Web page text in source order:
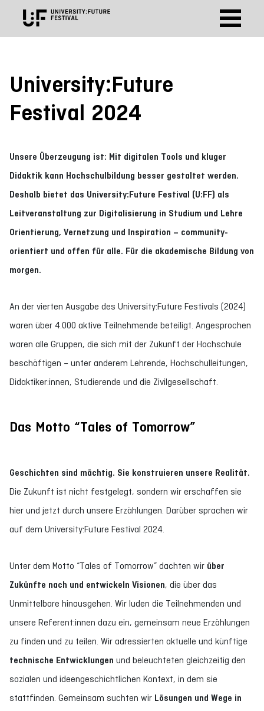
University:Future
Festival 2024
Unsere Überzeugung ist: Mit digitalen Tools und kluger
Didaktik kann Hochschulbildung besser gestaltet werden.
Deshalb bietet das University:Future Festival (U:FF) als
Leitveranstaltung zur Digitalisierung in Studium und Lehre
Orientierung, Vernetzung und Inspiration – community-
orientiert und offen für alle. Für die akademische Bildung von
morgen.
An der vierten Ausgabe des University:Future Festivals (2024)
waren über 4.000 aktive Teilnehmende beteiligt. Angesprochen
waren alle Gruppen, die sich mit der Zukunft der Hochschule
beschäftigen – unter anderem Lehrende, Hochschulleitungen,
Didaktiker:innen, Studierende und die Zivilgesellschaft.
Das Motto “Tales of Tomorrow”
Geschichten sind mächtig. Sie konstruieren unsere Realität.
Die Zukunft ist nicht festgelegt, sondern wir erschaffen sie
hier und jetzt durch unsere Erzählungen. Darüber sprachen wir
auf dem University:Future Festival 2024.
Unter dem Motto “Tales of Tomorrow” dachten wir über
Zukünfte nach und entwickeln Visionen, die über das
Unmittelbare hinausgehen. Wir luden die Teilnehmenden und
unsere Referent:innen dazu ein, gemeinsam neue Erzählungen
zu finden und zu teilen. Wir adressierten aktuelle und künftige
technische Entwicklungen und beleuchteten gleichzeitig den
sozialen und ideengeschichtlichen Kontext, in dem sie
stattfinden. Gemeinsam suchten wir Lösungen und Wege in